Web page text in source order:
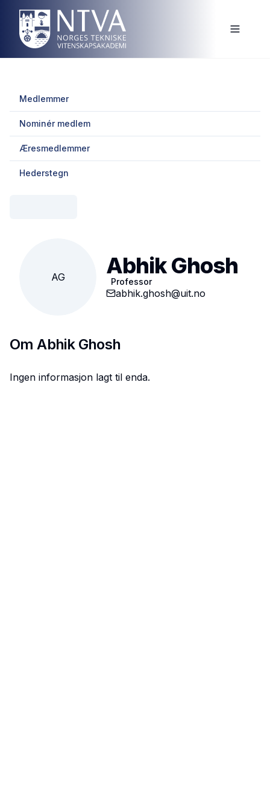
Medlemmer
Nominér medlem
Æresmedlemmer
Hederstegn
AG Abhik Ghosh
Professor
abhik.ghosh@uit.no
OmAbhik Ghosh
Ingen informasjon lagt til enda.